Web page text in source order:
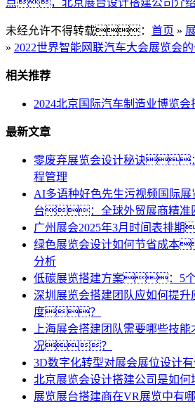
点，北京展台设计搭建公司介绍
未经允许不得转载： 首页 »
» 2022世界智能网联汽车大会展览会
相关推荐
2024北京国际汽车制造业博览会
最新文章
零废弃展览会设计秘诀
程管理
AI多语种好色先生污视频国际展
台：全球外贸展商精准
广州展会2025年3月时间表排
绿色展览会设计如何节省成本
分析
低碳展览搭建方案：5个
深圳展览会搭建团队应如何提升
度？
上海展会搭建团队需要哪些技
况？
3D数字化转型对展会展位设
北京展览会设计搭建公司是如
展览展台搭建商在VR展览中